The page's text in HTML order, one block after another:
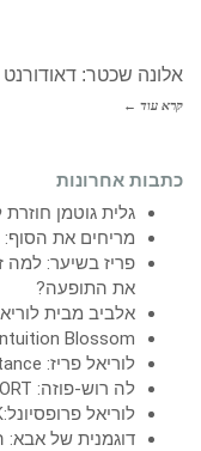
אלונה שכטר: דאודורנט
קרא עוד ←
כתבות אחרונות
גלית גוטמן
מריחים את הסוף: 46% יפסלו אתכם על חולצה מיוזעת
פריז בשיער: למה
את התופעה?
אלביב מבית
Blossom
לוריאל פריז: Infallible Laque Resistance
לה רוש-פוזה: ANTHELIOS UVSPORT
לוריאל פרופסיונל:KERATIN ALPHA SLEEK
דוגמנית של אבא: